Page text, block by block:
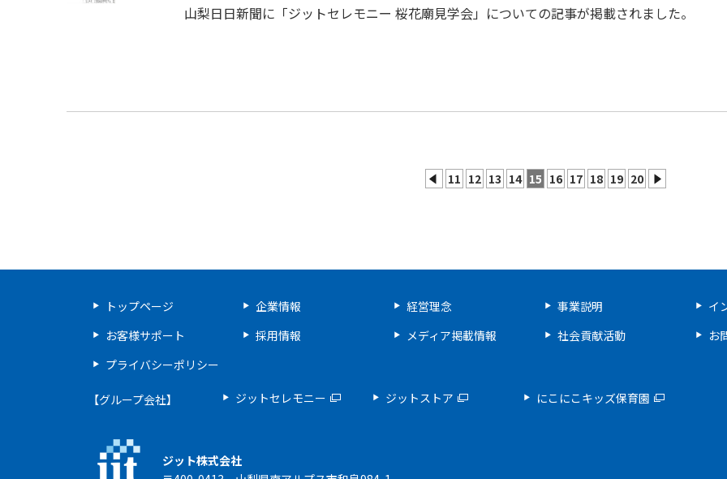
山梨日日新聞に「ジットセレモニー 桜花廟見学会」についての記事が掲載されました。
11 12 13 14 15 16 17 18 19 20
トップページ 企業情報 経営理念 事業説明 イ
お客様サポート
採用情報 メディア掲載情報 社会貢献活動 お
プライバシーポリシー
【グループ会社】 ジットセレモニー ジットストア にこにこキッズ保育園
ジット株式会社